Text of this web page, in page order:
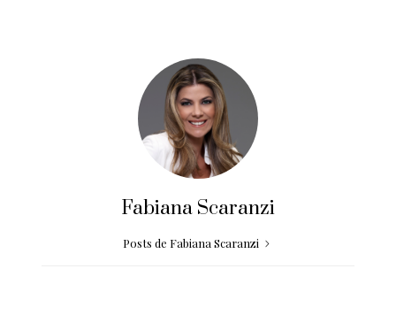
Fabiana Scaranzi
Posts de Fabiana Scaranzi